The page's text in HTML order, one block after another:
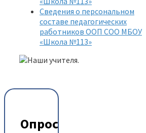
Сведения о персональном
составе педагогических
работников ООП СОО МБОУ
«Школа №113»
Опрос